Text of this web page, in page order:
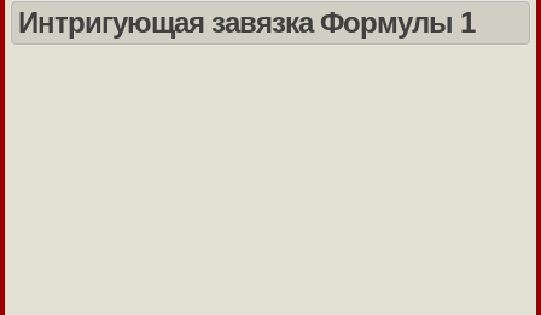
Интригующая завязка Формулы 1